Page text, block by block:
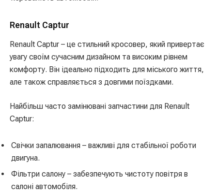
Renault Captur
Renault Captur – це стильний кросовер, який привертає
увагу своїм сучасним дизайном та високим рівнем
комфорту. Він ідеально підходить для міського життя,
але також справляється з довгими поїздками.
Найбільш часто замінювані запчастини для Renault
Captur:
Свічки запалювання – важливі для стабільної роботи
двигуна.
Фільтри салону – забезпечують чистоту повітря в
салоні автомобіля.